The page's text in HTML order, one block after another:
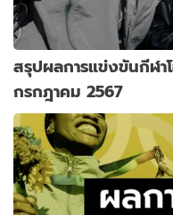
สรุปผลการแข่งขันกีฬา
กรกฎาคม 2567